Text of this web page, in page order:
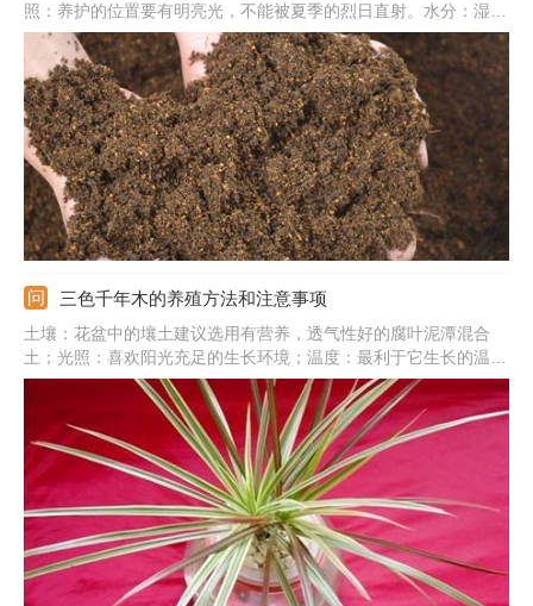
照：养护的位置要有明亮光，不能被夏季的烈日直射。水分：湿度
要足够高，浇水要等干透后再浇，气候干时需适当喷洒水。施肥：
生长期每周施一次肥，不可施加浓肥和生肥。
三色千年木的养殖方法和注意事项
土壤：花盆中的壤土建议选用有营养，透气性好的腐叶泥潭混合
土；光照：喜欢阳光充足的生长环境；温度：最利于它生长的温度
是18℃-28℃；浇水：夏天天气干燥可以给水勤一点；施肥：每个
月可以给植株施1-2次肥，如果是养殖了很多年的植株则需要每1-2
个周施一次肥。